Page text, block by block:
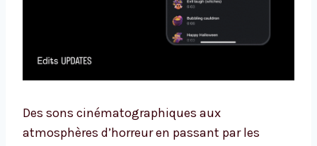
Des sons cinématographiques aux
atmosphères d’horreur en passant par les